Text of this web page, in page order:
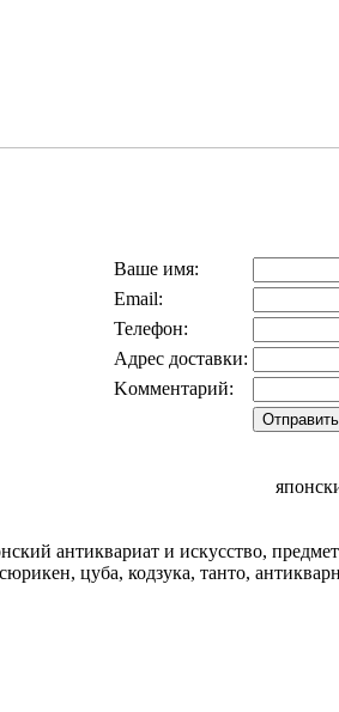
Ваше имя:
Email:
Телефон:
Адрес доставки:
Kомментарий:
антиквариат и искусство,
цуба, кодзука, танто,